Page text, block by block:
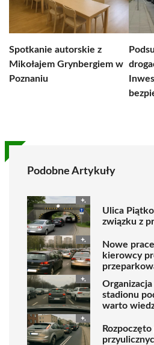
Spotkanie autorskie z
Mikołajem Grynbergiem w
Poznaniu
Podobne Artykuły
Ulica
związku z
Nowe
kierowcy
stadionu
warto